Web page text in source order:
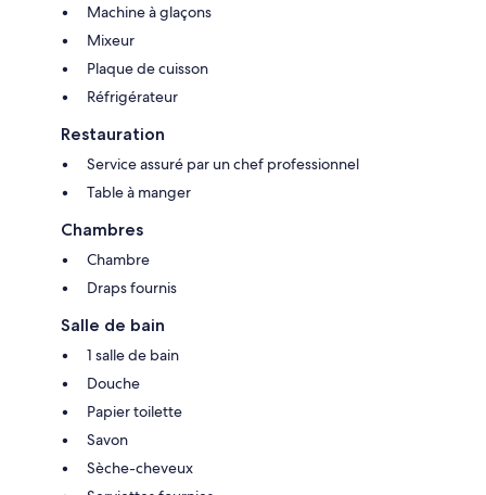
Machine à glaçons
Mixeur
Plaque de cuisson
Réfrigérateur
Restauration
Service assuré par un chef professionnel
Table à manger
Chambres
Chambre
Draps fournis
Salle de bain
1 salle de bain
Douche
Papier toilette
Savon
Sèche-cheveux